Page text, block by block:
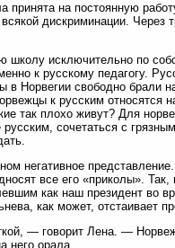
принята на постоянную
дискриминации. Через
исключительно по
к русскому педагогу.
Норвегии свободно брали
к русским относятся
так плохо живут? Для
сочетаться с
негативное
все его «приколы».
как наш президент во
как может, отстаивает
— говорит Лена. —
него орала...